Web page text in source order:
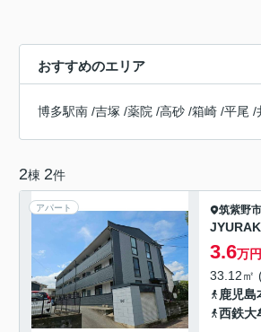
おすすめのエリア
博多駅南 /吉塚 /薬院 /高砂 /箱崎 /平尾 /
2棟 2件
アパート 筑紫野市
3.6万円
33.12㎡
鹿児島
西鉄大